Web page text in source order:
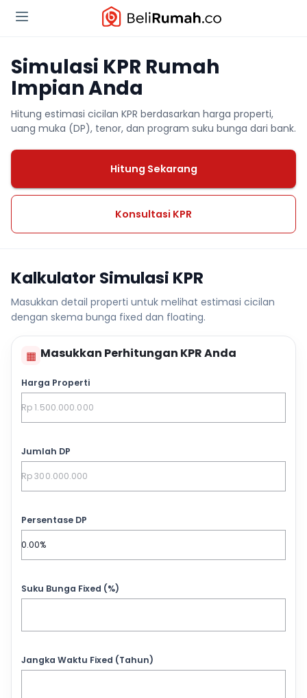
Simulasi KPR Rumah
Impian Anda
Hitung estimasi cicilan KPR berdasarkan harga properti,
uang muka (DP), tenor, dan program suku bunga dari bank.
Hitung Sekarang
Konsultasi KPR
Kalkulator Simulasi KPR
Masukkan detail properti untuk melihat estimasi cicilan
dengan skema bunga fixed dan floating.
▦ Masukkan Perhitungan KPR Anda
Harga Properti
Jumlah DP
Persentase DP
Suku Bunga Fixed (%)
Jangka Waktu Fixed (Tahun)